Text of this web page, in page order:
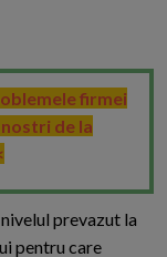
firmei
de la
prevazut la
pentru care